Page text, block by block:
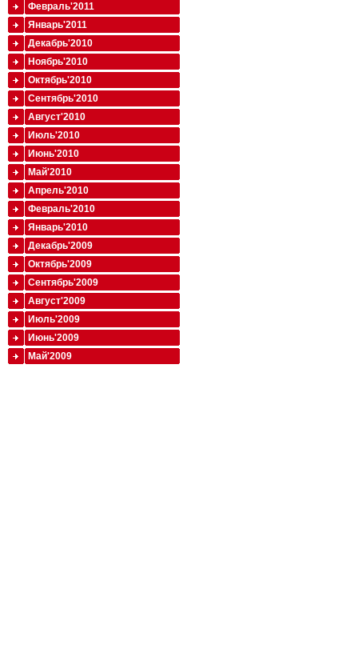
Февраль'2011
Январь'2011
Декабрь'2010
Ноябрь'2010
Октябрь'2010
Сентябрь'2010
Август'2010
Июль'2010
Июнь'2010
Май'2010
Апрель'2010
Февраль'2010
Январь'2010
Декабрь'2009
Октябрь'2009
Сентябрь'2009
Август'2009
Июль'2009
Июнь'2009
Май'2009